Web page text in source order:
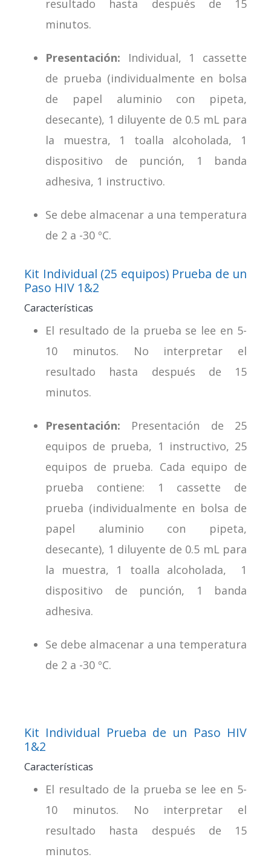
resultado hasta después de 15
minutos.
Presentación: Individual, 1 cassette
de prueba (individualmente en bolsa
de papel aluminio con pipeta,
desecante), 1 diluyente de 0.5 mL para
la muestra, 1 toalla alcoholada, 1
dispositivo de punción, 1 banda
adhesiva, 1 instructivo.
Se debe almacenar a una temperatura
de 2 a -30 ºC.
Kit Individual (25 equipos) Prueba de un
Paso HIV 1&2
Características
El resultado de la prueba se lee en 5-
10 minutos. No interpretar el
resultado hasta después de 15
minutos.
Presentación: Presentación de 25
equipos de prueba, 1 instructivo, 25
equipos de prueba. Cada equipo de
prueba contiene: 1 cassette de
prueba (individualmente en bolsa de
papel aluminio con pipeta,
desecante), 1 diluyente de 0.5 mL para
la muestra, 1 toalla alcoholada, 1
dispositivo de punción, 1 banda
adhesiva.
Se debe almacenar a una temperatura
de 2 a -30 ºC.
Kit Individual Prueba de un Paso HIV
1&2
Características
El resultado de la prueba se lee en 5-
10 minutos. No interpretar el
resultado hasta después de 15
minutos.